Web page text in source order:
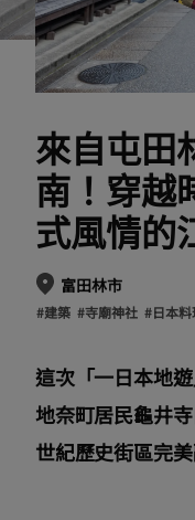
來自屯田
南！穿越
式風情的
富田林市
#建築 #寺廟神社 #日本料
這次「一日本地
地奈町居民龜井
世紀歷史街區完